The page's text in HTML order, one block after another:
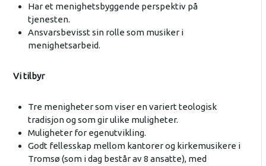
Har et menighetsbyggende perspektiv på
tjenesten.
Ansvarsbevisst sin rolle som musiker i
menighetsarbeid.
Vi tilbyr
Tre menigheter som viser en variert teologisk
tradisjon og som gir ulike muligheter.
Muligheter for egenutvikling.
Godt fellesskap mellom kantorer og kirkemusikere i
Tromsø (som i dag består av 8 ansatte), med